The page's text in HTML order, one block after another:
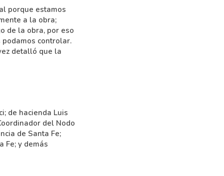
porque estamos
a la obra;
de la obra, por eso
controlar.
detalló que la
de hacienda Luis
del Nodo
de Santa Fe;
Fe; y demás